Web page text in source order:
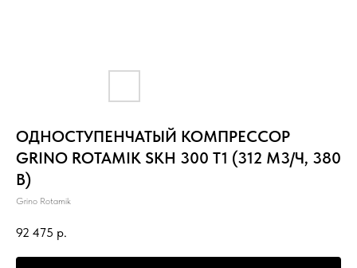
ОДНОСТУПЕНЧАТЫЙ КОМПРЕССОР
GRINO ROTAMIK SKH 300 Т1 (312 М3/Ч, 380
В)
Grino Rotamik
92 475 р.